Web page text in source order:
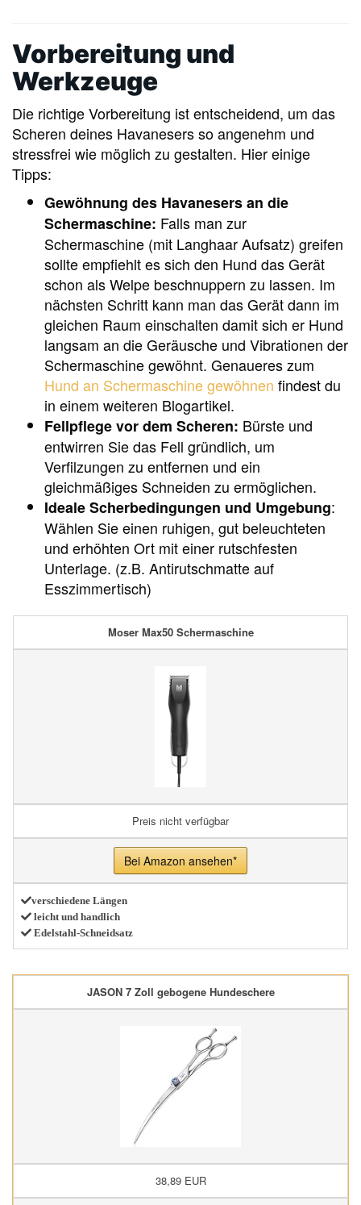
Vorbereitung und
Werkzeuge
Die richtige Vorbereitung ist entscheidend, um das
Scheren deines Havanesers so angenehm und
stressfrei wie möglich zu gestalten. Hier einige
Tipps:
Gewöhnung des Havanesers an die
Schermaschine: Falls man zur
Schermaschine (mit Langhaar Aufsatz) greifen
sollte empfiehlt es sich den Hund das Gerät
schon als Welpe beschnuppern zu lassen. Im
nächsten Schritt kann man das Gerät dann im
gleichen Raum einschalten damit sich er Hund
langsam an die Geräusche und Vibrationen der
Schermaschine gewöhnt. Genaueres zum
Hund an Schermaschine gewöhnen findest du
in einem weiteren Blogartikel.
Fellpflege vor dem Scheren: Bürste und
entwirren Sie das Fell gründlich, um
Verfilzungen zu entfernen und ein
gleichmäßiges Schneiden zu ermöglichen.
Ideale Scherbedingungen und Umgebung:
Wählen Sie einen ruhigen, gut beleuchteten
und erhöhten Ort mit einer rutschfesten
Unterlage. (z.B. Antirutschmatte auf
Esszimmertisch)
Moser Max50 Schermaschine
Preis nicht verfügbar
Bei Amazon ansehen*
verschiedene Längen
leicht und handlich
Edelstahl-Schneidsatz
JASON 7 Zoll gebogene Hundeschere
38,89 EUR